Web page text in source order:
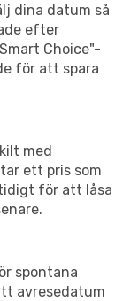
dina datum så
efter
Choice"-
för att spara
med
ett pris som
för att låsa
spontana
avresedatum